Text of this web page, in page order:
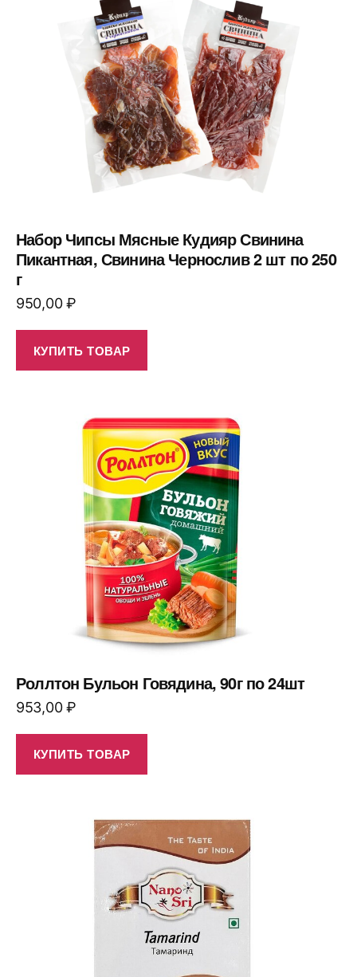
Набор Чипсы Мясные Кудияр Свинина
Пикантная, Свинина Чернослив 2 шт по 250
г
950,00₽
КУПИТЬ ТОВАР
Роллтон Бульон Говядина, 90г по 24шт
953,00₽
КУПИТЬ ТОВАР